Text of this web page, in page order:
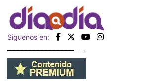
Siguenos en: